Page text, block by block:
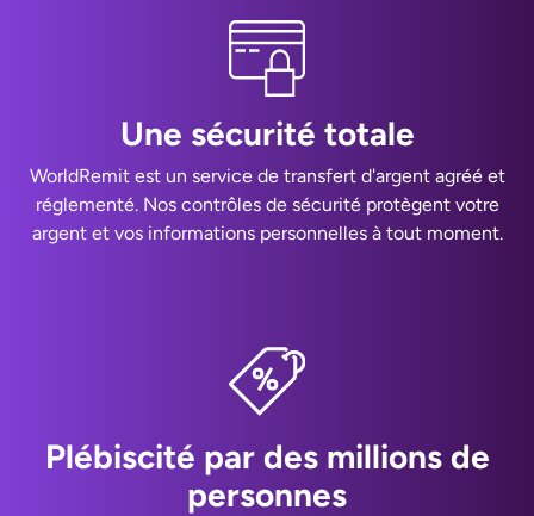
Une sécurité totale
WorldRemit est un service de transfert d'argent agréé et
réglementé. Nos contrôles de sécurité protègent votre
argent et vos informations personnelles à tout moment.
Plébiscité par des millions de
personnes